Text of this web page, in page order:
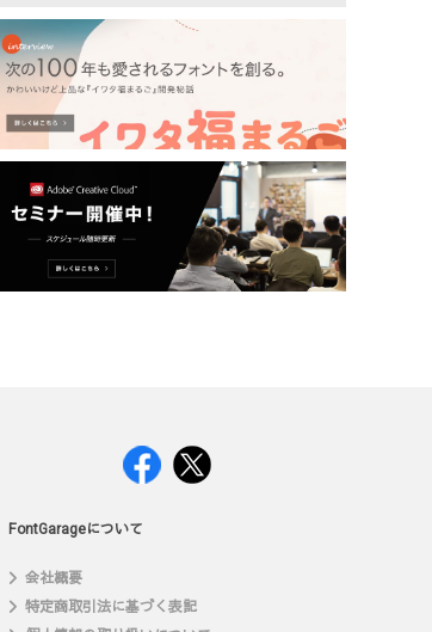
FontGarageについて
会社概要
特定商取引法に基づく表記